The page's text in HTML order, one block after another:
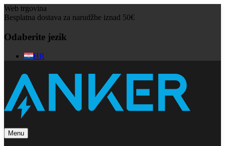
Web trgovina
Besplatna dostava za narudžbe iznad 50€
Odaberite jezik
HR
Menu